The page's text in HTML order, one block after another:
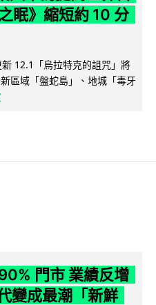
眠》縮短約 10 分
12.1「烏拉特克的詛咒」將
區域「盤蛇島」、地城「毒牙
門市 業績反增
變成最潮「新鮮